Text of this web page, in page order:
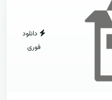
دانلود
فوری